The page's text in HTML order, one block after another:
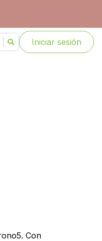
Iniciar sesión
Con